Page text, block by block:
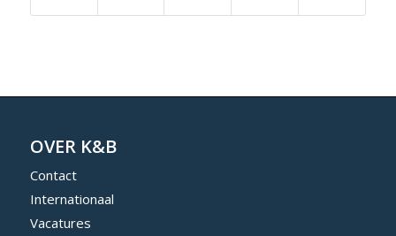
OVER K&B
Contact
Internationaal
Vacatures